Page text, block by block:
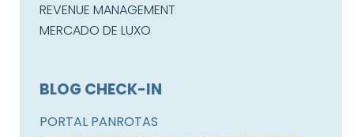
REVENUE MANAGEMENT
MERCADO DE LUXO
BLOG CHECK-IN
PORTAL PANROTAS